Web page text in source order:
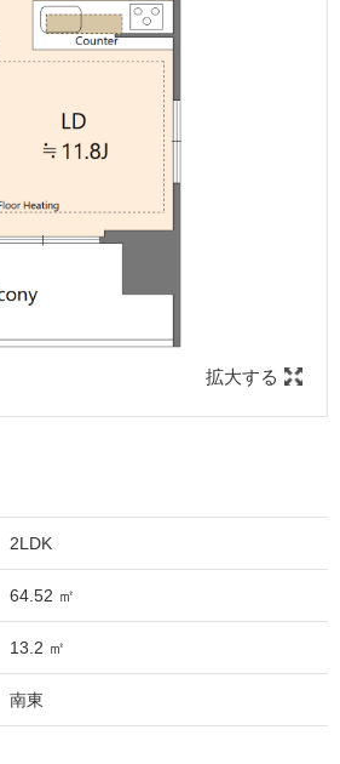
拡大する
2LDK
64.52 ㎡
13.2 ㎡
南東